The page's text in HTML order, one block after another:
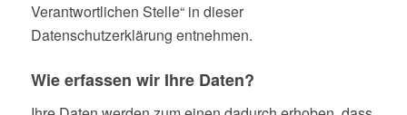
Verantwortlichen Stelle“ in dieser
Datenschutzerklärung entnehmen.
Wie erfassen wir Ihre Daten?